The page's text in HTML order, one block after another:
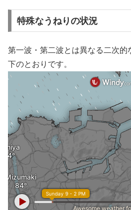
特殊なうねりの状況
第一波・第二波とは異なる二次的
下のとおりです。